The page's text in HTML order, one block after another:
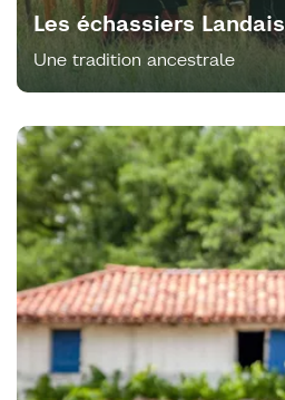
Les échassiers Landais
Une tradition ancestrale